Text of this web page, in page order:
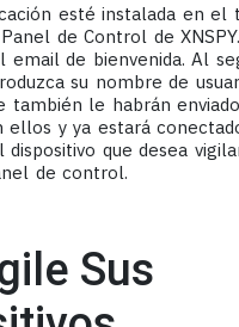
esté instalada en el
de Control de
de bienvenida. Al
su nombre de
también le habrán
ellos y ya estará
dispositivo que desea
de control.
Sus